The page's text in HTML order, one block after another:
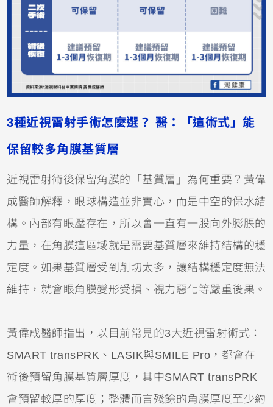
3種近視雷射手術怎麼選？ 醫：「這術式」能
保留較多角膜基質層
近視雷射術後保留角膜的「基質層」為何重要？黃偉
成醫師解釋，眼球構造並非實心，而是中空的保水結
構。內部有眼壓存在，所以會一直有一股向外膨脹的
力量，在角膜這區域就是需要基質層來維持結構的穩
定度。如果基質層受到削切太多，讓結構穩定度無法
維持，就會眼角膜變形受損、視力惡化等嚴重後果。
黃偉成醫師指出，以目前常見的3大近視雷射術式：
SMART transPRK、LASIK與SMILE Pro，都會在
術後預留角膜基質層厚度，其中SMART transPRK
會預留較厚的厚度；整體而言殘餘的角膜厚度至少約